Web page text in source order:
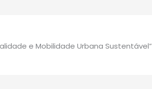
e Mobilidade Urbana Sustentável”